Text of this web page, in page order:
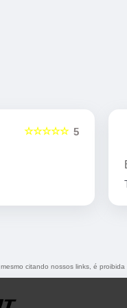
5
☆☆☆☆☆
citando nossos links, é